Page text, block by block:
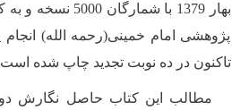
بهار 1379 با
پژوهشى امام خمینى(رحمه الله)
تاکنون در ده نوبت تجدید چاپ شده
مطالب این كتاب حاصل نگارش